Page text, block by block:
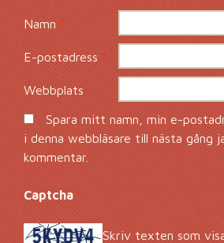
Namn *
E-postadress*
Webbplats
Spara mitt namn, min e-
i denna webbläsare till nästa gång
kommentar.
Captcha*
Skriv texten som